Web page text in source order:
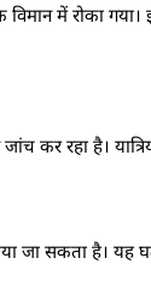
में रोका गया।
कर रहा है।
जा सकता है। यह